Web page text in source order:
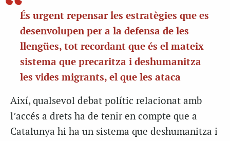
És urgent repensar les estratègies que es
desenvolupen per a la defensa de les
llengües, tot recordant que és el mateix
sistema que precaritza i deshumanitza
les vides migrants, el que les ataca
Així, qualsevol debat polític relacionat amb
l’accés a drets ha de tenir en compte que a
Catalunya hi ha un sistema que deshumanitza i